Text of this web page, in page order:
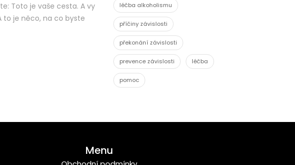
Toto je vaše cesta. A vy
to je něco, na co byste
léčba alkoholismu
příčiny závislosti
překonání závislosti
prevence závislosti léčba
pomoc
Menu